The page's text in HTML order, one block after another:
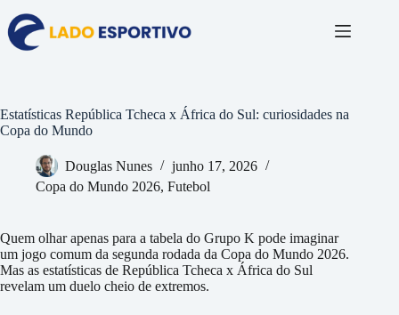
para
conteúdo
Estatísticas República Tcheca x África do Sul: curiosidades na
Copa do Mundo
Douglas Nunes
junho 17, 2026
Copa do Mundo 2026, Futebol
Quem olhar apenas para a tabela do Grupo K pode imaginar
um jogo comum da segunda rodada da Copa do Mundo 2026.
Mas as estatísticas de República Tcheca x África do Sul
revelam um duelo cheio de extremos.